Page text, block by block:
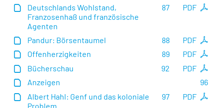
PDF
87
Deutschlands Wohlstand,
Franzosenhaß und französische
Agenten
PDF
88
Pandur: Börsentaumel
PDF
89
Offenherzigkeiten
PDF
92
Bücherschau
96
Anzeigen
PDF
97
Albert Hahl: Genf und das koloniale
Problem